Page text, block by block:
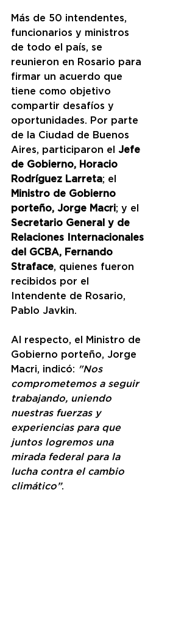
Más de 50 intendentes,
funcionarios y ministros
de todo el país, se
reunieron en Rosario para
firmar un acuerdo que
tiene como objetivo
compartir desafíos y
oportunidades. Por parte
de la Ciudad de Buenos
Aires, participaron el Jefe
de Gobierno, Horacio
Rodríguez Larreta; el
Ministro de Gobierno
porteño, Jorge Macri; y el
Secretario General y de
Relaciones Internacionales
del GCBA, Fernando
Straface, quienes fueron
recibidos por el
Intendente de Rosario,
Pablo Javkin.
Al respecto, el Ministro de
Gobierno porteño, Jorge
Macri, indicó: "Nos
comprometemos a seguir
trabajando, uniendo
nuestras fuerzas y
experiencias para que
juntos logremos una
mirada federal para la
lucha contra el cambio
climático”.